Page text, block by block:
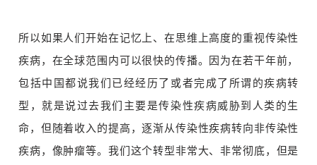
所以如果人们开始在记忆上、在思维上高度的重视传染性
疾病，在全球范围内可以很快的传播。因为在若干年前，
包括中国都说我们已经经历了或者完成了所谓的疾病转
型，就是说过去我们主要是传染性疾病威胁到人类的生
命，但随着收入的提高，逐渐从传染性疾病转向非传染性
疾病，像肿瘤等。我们这个转型非常大、非常彻底，但是